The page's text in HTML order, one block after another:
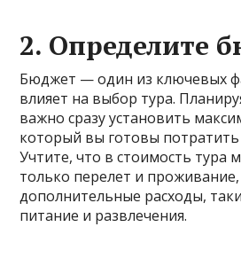
2. Определите
Бюджет — один из ключевых
влияет на выбор тура.
важно сразу установить
который вы готовы потратить
Учтите, что в стоимость тура
только перелет и
дополнительные расходы,
питание и развлечения.